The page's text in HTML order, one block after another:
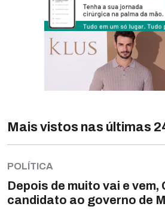
Mais vistos nas últimas
POLÍTICA
Depois de muito vai e vem,
candidato ao governo de